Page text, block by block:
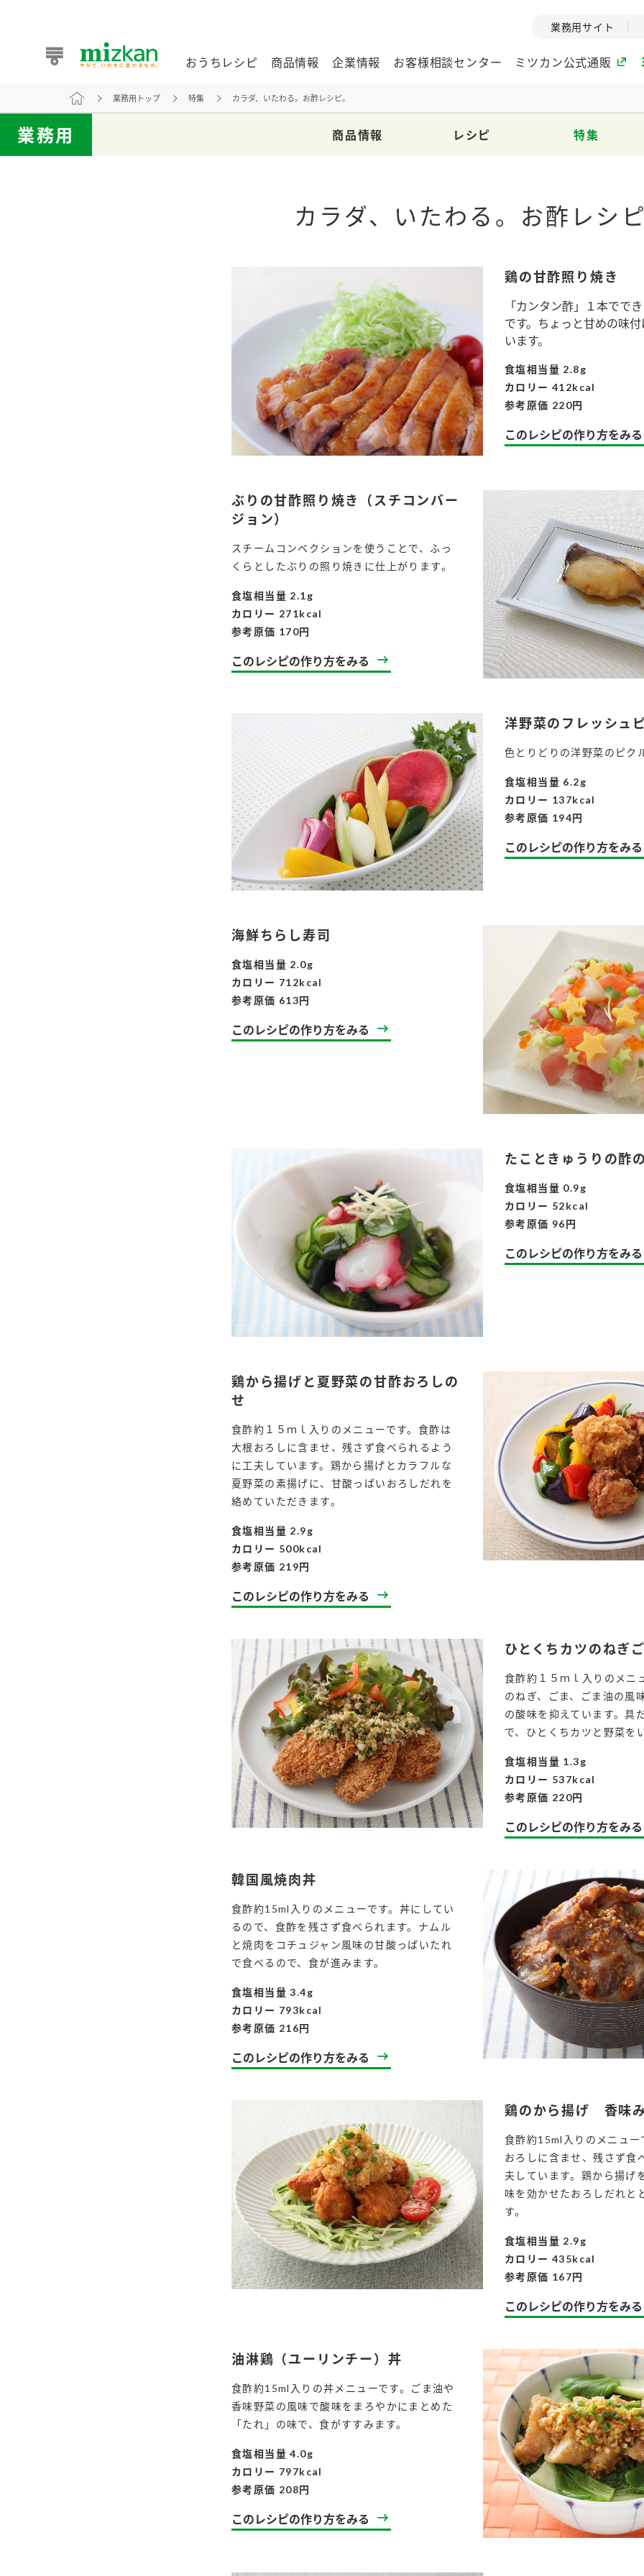
ミツカングループについて
おうちレシピ
おうちレシピ
商品情報
商品情報 トップ
酢 調味酢
スープ 中華 クイック調味料
納豆 Fibee
カンタン酢
お酢を知ろう！ すしラボ ぽん酢サワー
企業情報
企業情報 トップ
業理念をご紹介しま
す。
ツカンの変革
歴史をご紹
ミツカンの環境への取
り組みをご紹介しま
す。
水の文化
1999年設
テーマと
MIM（ミツカンミュ
ージアム）
ミツカンの酢づくりの
歴史などが学べる体験
型博物館です。
「未来ビ
実現に向
味ぽんやお酢について
楽しく学べるパビリオ
お客様相談センター
お客様相談センター トップ
ミツカン公式通販
ミツカン公式通販
業務用サイト
業務用トップ 特集 カラダ、いたわる。お酢レシピ。
業務用 商品情報 レシピ 特集
カラダ、いたわる。お酢レシ
鶏の甘酢照り焼き
「カンタン酢」１本でで
です。ちょっと甘めの味
います。
食塩相当量 2.8g
カロリー 412kcal
参考原価 220円
このレシピの作り方をみる
ぶりの甘酢照り焼き（スチコンバー
ジョン）
スチームコンベクションを使うことで、ふっ
くらとしたぶりの照り焼きに仕上がります。
食塩相当量 2.1g
カロリー 271kcal
参考原価 170円
このレシピの作り方をみる
洋野菜のフレッシュ
色とりどりの洋野菜のピク
食塩相当量 6.2g
カロリー 137kcal
参考原価 194円
このレシピの作り方をみる
海鮮ちらし寿司
食塩相当量 2.0g
カロリー 712kcal
参考原価 613円
このレシピの作り方をみる
たこときゅうりの酢
食塩相当量 0.9g
カロリー 52kcal
参考原価 96円
このレシピの作り方をみる
鶏から揚げと夏野菜の甘酢おろしの
せ
食酢約１５ｍｌ入りのメニューです。食酢は
大根おろしに含ませ、残さず食べられるよう
に工夫しています。鶏から揚げとカラフルな
夏野菜の素揚げに、甘酸っぱいおろしだれを
絡めていただきます。
食塩相当量 2.9g
カロリー 500kcal
参考原価 219円
このレシピの作り方をみる
ひとくちカツのねぎ
食酢約１５ｍｌ入りのメニ
のねぎ、ごま、ごま油の風
の酸味を抑えています。具
で、ひとくちカツと野菜を
食塩相当量 1.3g
カロリー 537kcal
参考原価 220円
このレシピの作り方をみる
韓国風焼肉丼
食酢約15ml入りのメニューです。丼にしてい
るので、食酢を残さず食べられます。ナムル
と焼肉をコチュジャン風味の甘酸っぱいたれ
で食べるので、食が進みます。
食塩相当量 3.4g
カロリー 793kcal
参考原価 216円
このレシピの作り方をみる
鶏のから揚げ 香味
食酢約15ml入りのメニュー
おろしに含ませ、残さず食
夫しています。鶏から揚げ
味を効かせたおろしだれと
す。
食塩相当量 2.9g
カロリー 435kcal
参考原価 167円
このレシピの作り方をみる
油淋鶏（ユーリンチー）丼
食酢約15ml入りの丼メニューです。ごま油や
香味野菜の風味で酸味をまろやかにまとめた
「たれ」の味で、食がすすみます。
食塩相当量 4.0g
カロリー 797kcal
参考原価 208円
このレシピの作り方をみる